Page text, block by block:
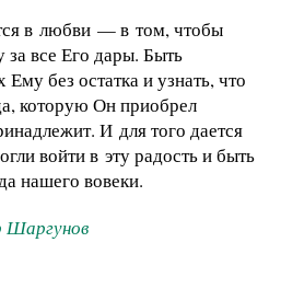
в любви — в том, чтобы
все Его дары. Быть
без остатка и узнать, что
которую Он приобрел
И для того дается
войти в эту радость и быть
нашего вовеки.
Шаргунов